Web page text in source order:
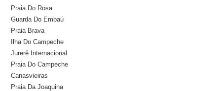
Praia Do Rosa
Guarda Do Embaú
Praia Brava
Ilha Do Campeche
Jurerê Internacional
Praia Do Campeche
Canasvieiras
Praia Da Joaquina